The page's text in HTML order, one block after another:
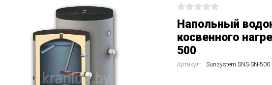
Напольный
косвенного
500
Артикул: Sunsystem SNS-SN-500